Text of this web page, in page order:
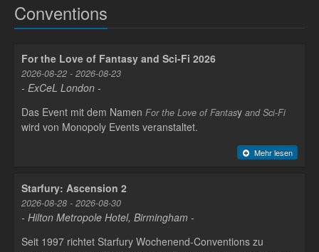
Conventions
For the Love of Fantasy and Sci-Fi 2026
2026-08-22 - 2026-08-23
- ExCeL London -
Das Event mit dem Namen For the Love of Fantasy and Sci-Fi
wird von Monopoly Events veranstaltet.
Mehr lesen
Starfury: Ascension 2
2026-08-28 - 2026-08-30
- Hilton Metropole Hotel, Birmingham -
Seit 1997 richtet Starfury Wochenend-Conventions zu